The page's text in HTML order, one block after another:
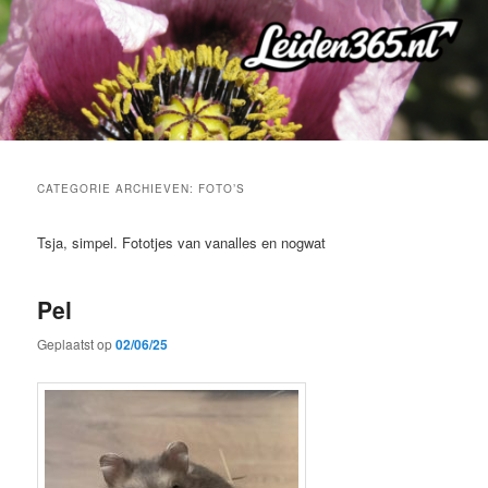
Spring
naar
de
primaire
inhoud
Spring
naar
de
secundaire
inhoud
CATEGORIE ARCHIEVEN: FOTO’S
Tsja, simpel. Fototjes van vanalles en nogwat
Pel
Geplaatst op02/06/25